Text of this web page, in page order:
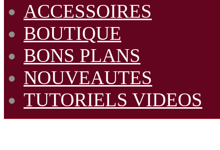
ACCESSOIRES
BOUTIQUE
BONS PLANS
NOUVEAUTES
TUTORIELS VIDEOS